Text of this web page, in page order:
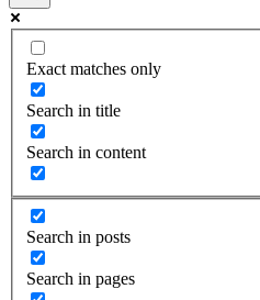
Exact matches only
Search in title
Search in content
Search in posts
Search in pages